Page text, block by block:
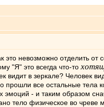
невозможно отделить от
"Я" это всегда что-то
в зеркале? Человек
прошли все остальные
- и таким образом
тело физическое во чреве